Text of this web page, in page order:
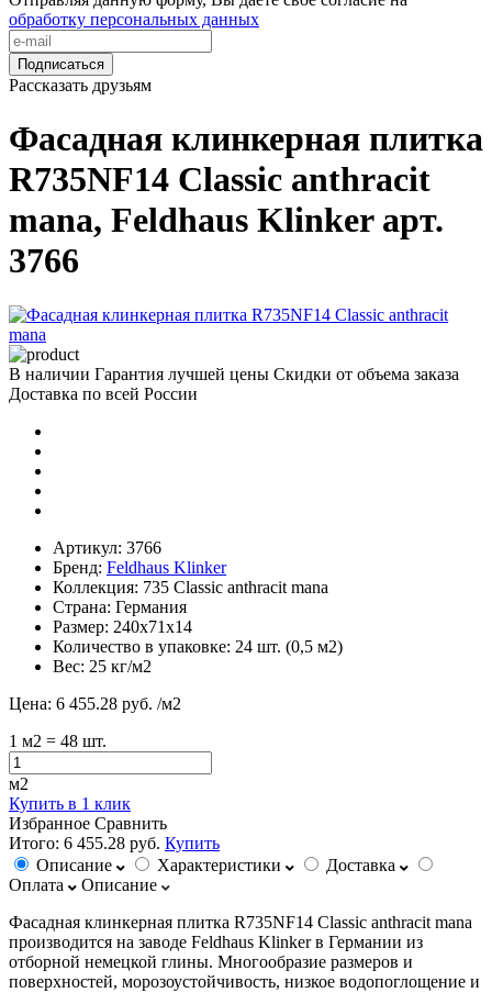
обработку персональных данных
Подписаться
Рассказать друзьям
Фасадная клинкерная плитка
R735NF14 Classic anthracit
mana, Feldhaus Klinker арт.
3766
В наличии Гарантия лучшей цены Скидки от объема заказа
Доставка по всей России
Артикул: 3766
Бренд: Feldhaus Klinker
Коллекция: 735 Classic anthracit mana
Страна: Германия
Размер: 240х71х14
Количество в упаковке: 24 шт. (0,5 м2)
Вес: 25 кг/м2
Цена: 6 455.28 руб. /м2
1 м2 = 48 шт.
м2
Купить в 1 клик
Избранное Сравнить
Итого: 6 455.28 руб. Купить
Описание
Характеристики
Доставка
Оплата
Описание
Фасадная клинкерная плитка R735NF14 Classic anthracit mana
производится на заводе Feldhaus Klinker в Германии из
отборной немецкой глины. Многообразие размеров и
поверхностей, морозоустойчивость, низкое водопоглощение и